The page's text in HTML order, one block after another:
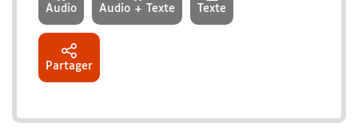
Audio Audio + Texte Texte
Partager